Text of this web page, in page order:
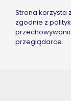
Strona korzysta
zgodnie z
przeglądarce.
WSPÓŁPRACA
Dla Pracodawcy
Dla Pracownika/
Zasady